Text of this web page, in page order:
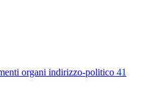
organi indirizzo-politico 41